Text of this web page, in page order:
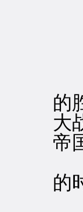
“
“
“
的
大
帝
“
的